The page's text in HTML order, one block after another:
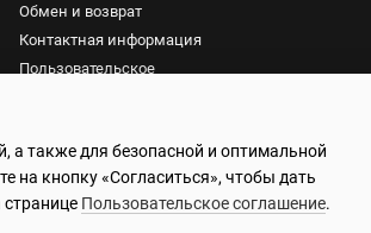
Обмен и возврат
Контактная информация
Пользовательское
а также для безопасной и оптимальной
на кнопку «Согласиться», чтобы дать
Пользовательское соглашение.